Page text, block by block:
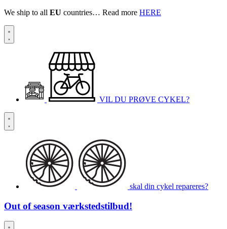
We ship to all EU countries… Read more HERE
VIL DU PRØVE CYKEL?
skal din cykel repareres?
Out of season værkstedstilbud!